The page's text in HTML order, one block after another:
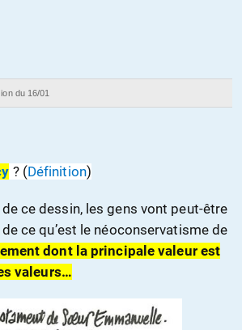
du 16/01
? (Définition)
ce dessin, les gens vont peut-être
ce qu’est le néoconservatisme de
dont la principale valeur est
valeurs…